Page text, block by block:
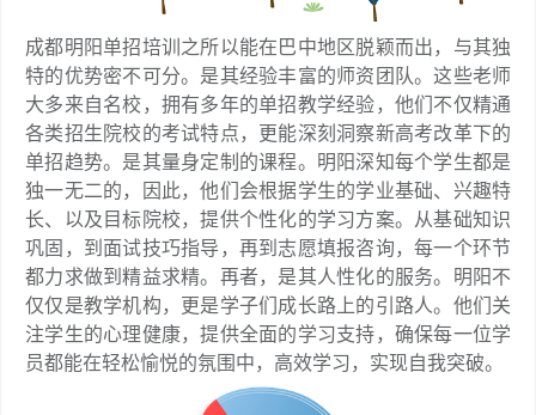
成都明阳单招培训之所以能在巴中地区脱颖而出，与其独
特的优势密不可分。是其经验丰富的师资团队。这些老师
大多来自名校，拥有多年的单招教学经验，他们不仅精通
各类招生院校的考试特点，更能深刻洞察新高考改革下的
单招趋势。是其量身定制的课程。明阳深知每个学生都是
独一无二的，因此，他们会根据学生的学业基础、兴趣特
长、以及目标院校，提供个性化的学习方案。从基础知识
巩固，到面试技巧指导，再到志愿填报咨询，每一个环节
都力求做到精益求精。再者，是其人性化的服务。明阳不
仅仅是教学机构，更是学子们成长路上的引路人。他们关
注学生的心理健康，提供全面的学习支持，确保每一位学
员都能在轻松愉悦的氛围中，高效学习，实现自我突破。